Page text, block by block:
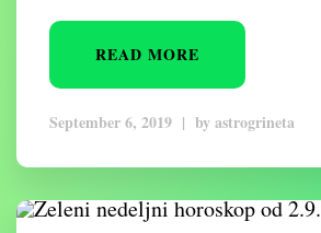
READ MORE
September 6, 2019 | byastrogrineta